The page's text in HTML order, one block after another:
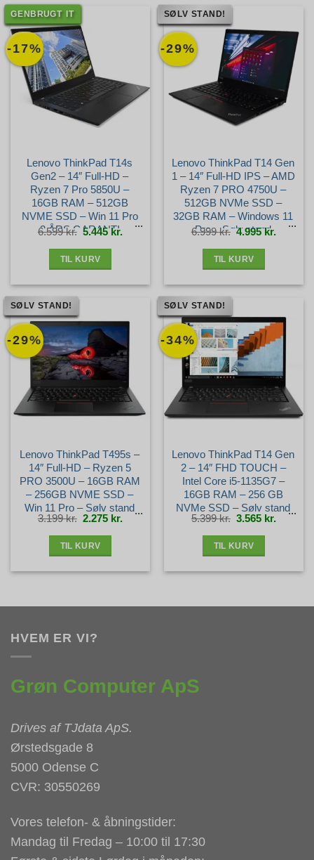
-17%
GENBRUGT IT
Lenovo ThinkPad T14s
Gen2 – 14″ Full-HD –
Ryzen 7 Pro 5850U –
16GB RAM – 512GB
NVME SSD – Win 11 Pro
– 3 ÅRS GARANTI –
6.599kr. Den
oprindelige
pris
5.445kr. Den
aktuelle
pris
TIL KURV
-29%
SØLV STAND!
Lenovo ThinkPad T14 Gen
1 – 14″ Full-HD IPS – AMD
Ryzen 7 PRO 4750U –
512GB NVMe SSD –
32GB RAM – Windows 11
Pro – Sølv stand
6.999kr. Den
oprindelige
pris
4.995kr. Den
aktuelle
pris
TIL KURV
-29%
SØLV STAND!
Lenovo ThinkPad T495s –
14″ Full-HD – Ryzen 5
PRO 3500U – 16GB RAM
– 256GB NVME SSD –
Win 11 Pro – Sølv stand
3.199kr. Den
oprindelige
pris
2.275 kr. Den
aktuelle
pris
TIL KURV
-34%
SØLV STAND!
Lenovo ThinkPad T14 Gen
2 – 14″ FHD TOUCH –
Intel Core i5-1135G7 –
16GB RAM – 256 GB
NVMe SSD – Sølv stand
5.399kr. Den
oprindelige
pris
3.565 kr. Den
aktuelle
pris
TIL KURV
HVEM ER VI?
Grøn Computer ApS
Drives af TJdata ApS.
Ørstedsgade 8
5000 Odense C
CVR: 30550269
Vores telefon- & åbningstider:
Mandag til Fredag – 10:00 til 17:30